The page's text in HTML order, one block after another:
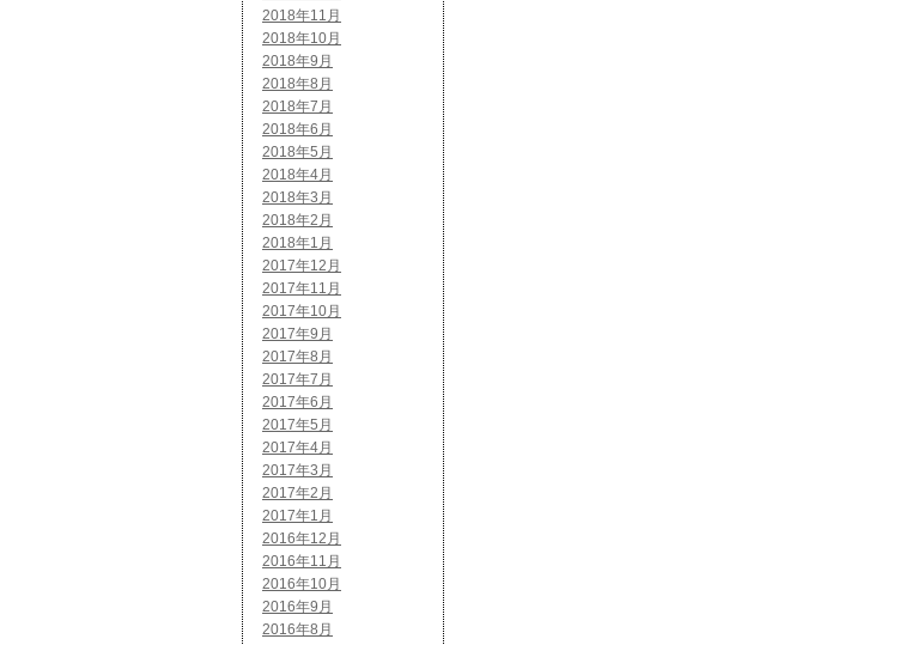
2018年11月
2018年10月
2018年9月
2018年8月
2018年7月
2018年6月
2018年5月
2018年4月
2018年3月
2018年2月
2018年1月
2017年12月
2017年11月
2017年10月
2017年9月
2017年8月
2017年7月
2017年6月
2017年5月
2017年4月
2017年3月
2017年2月
2017年1月
2016年12月
2016年11月
2016年10月
2016年9月
2016年8月